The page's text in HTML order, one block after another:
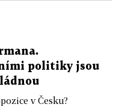
politiky jsou
v Česku?